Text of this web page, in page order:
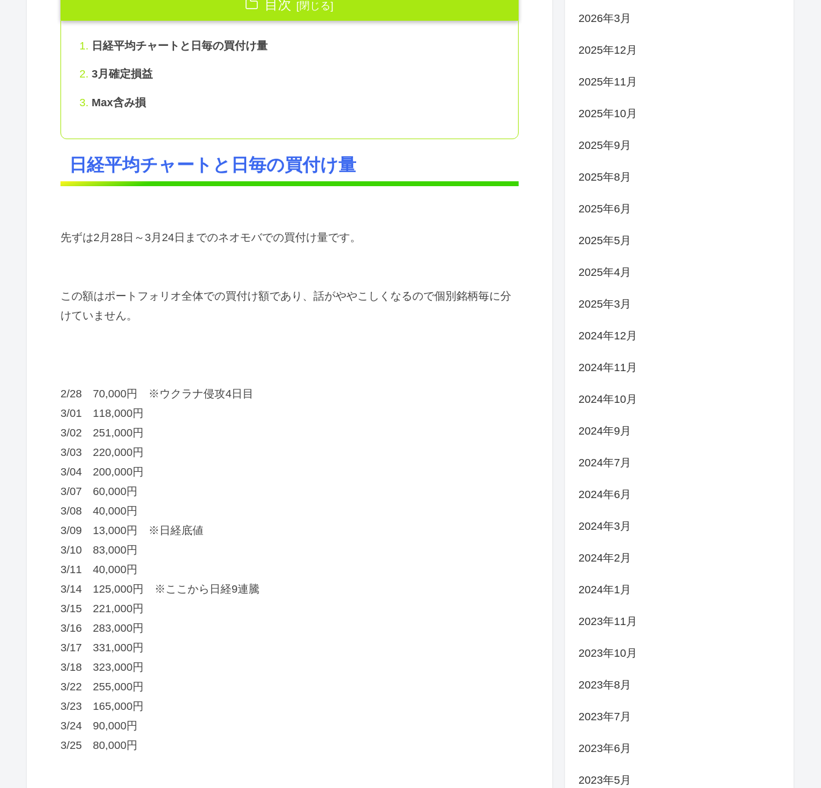
目次
日経平均チャートと日毎の買付け量
3月確定損益
Max含み損
日経平均チャートと日毎の買付け量
先ずは2月28日～3月24日までのネオモバでの買付け量です。
この額はポートフォリオ全体での買付け額であり、話がややこしくなるので個別銘柄毎に分
けていません。
2/28 70,000円 ※ウクラナ侵攻4日目
3/01 118,000円
3/02 251,000円
3/03 220,000円
3/04 200,000円
3/07 60,000円
3/08 40,000円
3/09 13,000円 ※日経底値
3/10 83,000円
3/11 40,000円
3/14 125,000円 ※ここから日経9連騰
3/15 221,000円
3/16 283,000円
3/17 331,000円
3/18 323,000円
3/22 255,000円
3/23 165,000円
3/24 90,000円
3/25 80,000円
2026年3月
2025年12月
2025年11月
2025年10月
2025年9月
2025年8月
2025年6月
2025年5月
2025年4月
2025年3月
2024年12月
2024年11月
2024年10月
2024年9月
2024年7月
2024年6月
2024年3月
2024年2月
2024年1月
2023年11月
2023年10月
2023年8月
2023年7月
2023年6月
2023年5月